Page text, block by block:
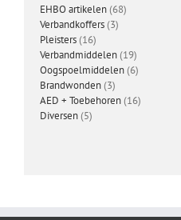
EHBO artikelen 6868
Verbandkoffers 33
Pleisters 1616
producten
Verbandmiddelen 1919
producten
Oogspoelmiddelen 66
Brandwonden 33
producten
AED + Toebehoren 1616
Diversen 55